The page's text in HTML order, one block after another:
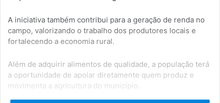
A iniciativa também contribui para a geração de renda no
campo, valorizando o trabalho dos produtores locais e
fortalecendo a economia rural.
Além de adquirir alimentos de qualidade, a população terá
a oportunidade de apoiar diretamente quem produz e
movimenta a agricultura do município.